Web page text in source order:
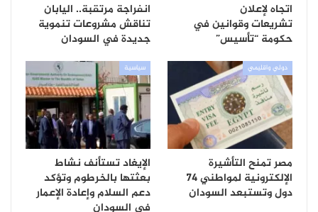
اتجاه لإعلان
تشريعات وقوانين في
حكومة “تأسيس”
انفراجة مرتقبة.. اليابان
تناقش مشروعات تنموية
جديدة في السودان
دولي واقليمي
مصر تمنح التأشيرة
الإلكترونية لمواطني 74
دول وتستبعد السودان
سياسية
الإيغاد تستأنف نشاط
بعثتها بالخرطوم وتؤكد
دعم السلام وإعادة الإعمار
في السودان